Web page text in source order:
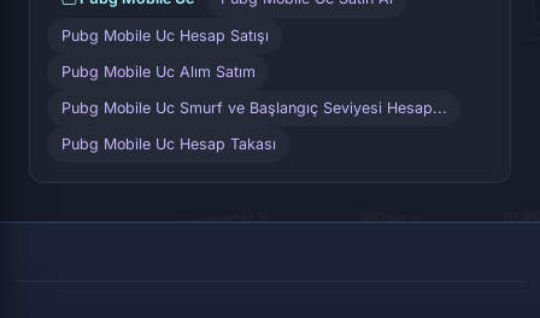
Pubg Mobile Uc Hesap Satışı
Pubg Mobile Uc Alım Satım
Pubg Mobile Uc Smurf ve Başlangıç Seviyesi Hesap...
Pubg Mobile Uc Hesap Takası